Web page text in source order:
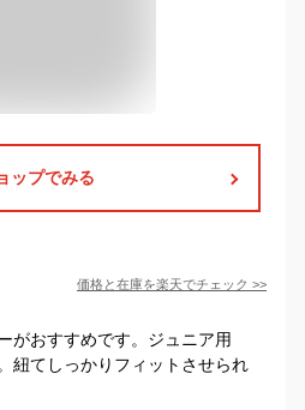
ップでみる
価格と在庫を楽天でチェック >>
がおすすめです。ジュニア用
紐てしっかりフィットさせられ